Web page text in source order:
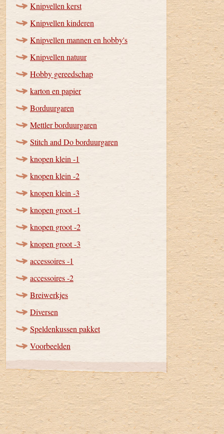
Knipvellen kerst
Knipvellen kinderen
Knipvellen mannen en hobby's
Knipvellen natuur
Hobby gereedschap
karton en papier
Borduurgaren
Mettler borduurgaren
Stitch and Do borduurgaren
knopen klein -1
knopen klein -2
knopen klein -3
knopen groot -1
knopen groot -2
knopen groot -3
accessoires -1
accessoires -2
Breiwerkjes
Diversen
Speldenkussen pakket
Voorbeelden